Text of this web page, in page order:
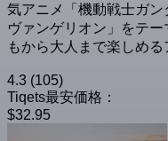
気アニメ「機動戦士ガ
ヴァンゲリオン」をテ
もから大人まで楽しめる
4.3 (105)
Tiqets最安価格：
$32.95